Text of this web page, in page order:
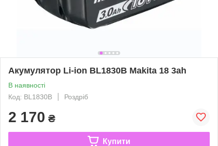
Акумулятор Li-ion BL1830B Makita 18 3ah
В наявності
Код: BL1830B
Роздріб
2 170 ₴
Купити